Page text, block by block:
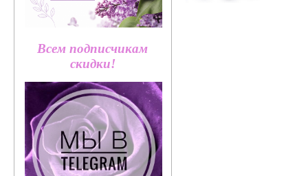
Всем подписчикам
скидки!